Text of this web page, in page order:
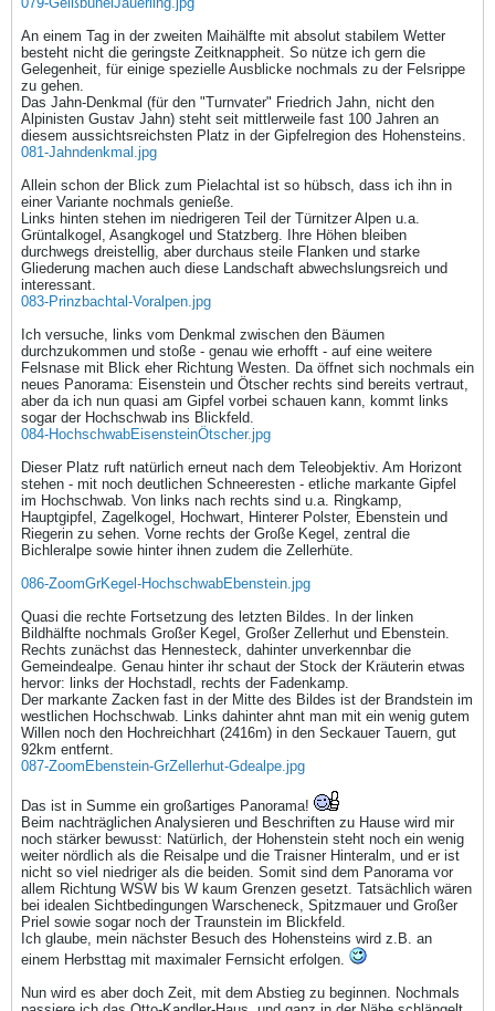
An einem Tag in der zweiten Maihälfte mit absolut stabilem Wetter
besteht nicht die geringste Zeitknappheit. So nütze ich gern die
Gelegenheit, für einige spezielle Ausblicke nochmals zu der Felsrippe
zu gehen.
Das Jahn-Denkmal (für den "Turnvater" Friedrich Jahn, nicht den
Alpinisten Gustav Jahn) steht seit mittlerweile fast 100 Jahren an
diesem aussichtsreichsten Platz in der Gipfelregion des Hohensteins.
081-Jahndenkmal.jpg
Allein schon der Blick zum Pielachtal ist so hübsch, dass ich ihn in
einer Variante nochmals genieße.
Links hinten stehen im niedrigeren Teil der Türnitzer Alpen u.a.
Grüntalkogel, Asangkogel und Statzberg. Ihre Höhen bleiben
durchwegs dreistellig, aber durchaus steile Flanken und starke
Gliederung machen auch diese Landschaft abwechslungsreich und
interessant.
083-Prinzbachtal-Voralpen.jpg
Ich versuche, links vom Denkmal zwischen den Bäumen
durchzukommen und stoße - genau wie erhofft - auf eine weitere
Felsnase mit Blick eher Richtung Westen. Da öffnet sich nochmals ein
neues Panorama: Eisenstein und Ötscher rechts sind bereits vertraut,
aber da ich nun quasi am Gipfel vorbei schauen kann, kommt links
sogar der Hochschwab ins Blickfeld.
084-HochschwabEisensteinÖtscher.jpg
Dieser Platz ruft natürlich erneut nach dem Teleobjektiv. Am Horizont
stehen - mit noch deutlichen Schneeresten - etliche markante Gipfel
im Hochschwab. Von links nach rechts sind u.a. Ringkamp,
Hauptgipfel, Zagelkogel, Hochwart, Hinterer Polster, Ebenstein und
Riegerin zu sehen. Vorne rechts der Große Kegel, zentral die
Bichleralpe sowie hinter ihnen zudem die Zellerhüte.
086-ZoomGrKegel-HochschwabEbenstein.jpg
Quasi die rechte Fortsetzung des letzten Bildes. In der linken
Bildhälfte nochmals Großer Kegel, Großer Zellerhut und Ebenstein.
Rechts zunächst das Hennesteck, dahinter unverkennbar die
Gemeindealpe. Genau hinter ihr schaut der Stock der Kräuterin etwas
hervor: links der Hochstadl, rechts der Fadenkamp.
Der markante Zacken fast in der Mitte des Bildes ist der Brandstein im
westlichen Hochschwab. Links dahinter ahnt man mit ein wenig gutem
Willen noch den Hochreichhart (2416m) in den Seckauer Tauern, gut
92km entfernt.
087-ZoomEbenstein-GrZellerhut-Gdealpe.jpg
Das ist in Summe ein großartiges Panorama!
Beim nachträglichen Analysieren und Beschriften zu Hause wird mir
noch stärker bewusst: Natürlich, der Hohenstein steht noch ein wenig
weiter nördlich als die Reisalpe und die Traisner Hinteralm, und er ist
nicht so viel niedriger als die beiden. Somit sind dem Panorama vor
allem Richtung WSW bis W kaum Grenzen gesetzt. Tatsächlich wären
bei idealen Sichtbedingungen Warscheneck, Spitzmauer und Großer
Priel sowie sogar noch der Traunstein im Blickfeld.
Ich glaube, mein nächster Besuch des Hohensteins wird z.B. an
einem Herbsttag mit maximaler Fernsicht erfolgen.
Nun wird es aber doch Zeit, mit dem Abstieg zu beginnen. Nochmals